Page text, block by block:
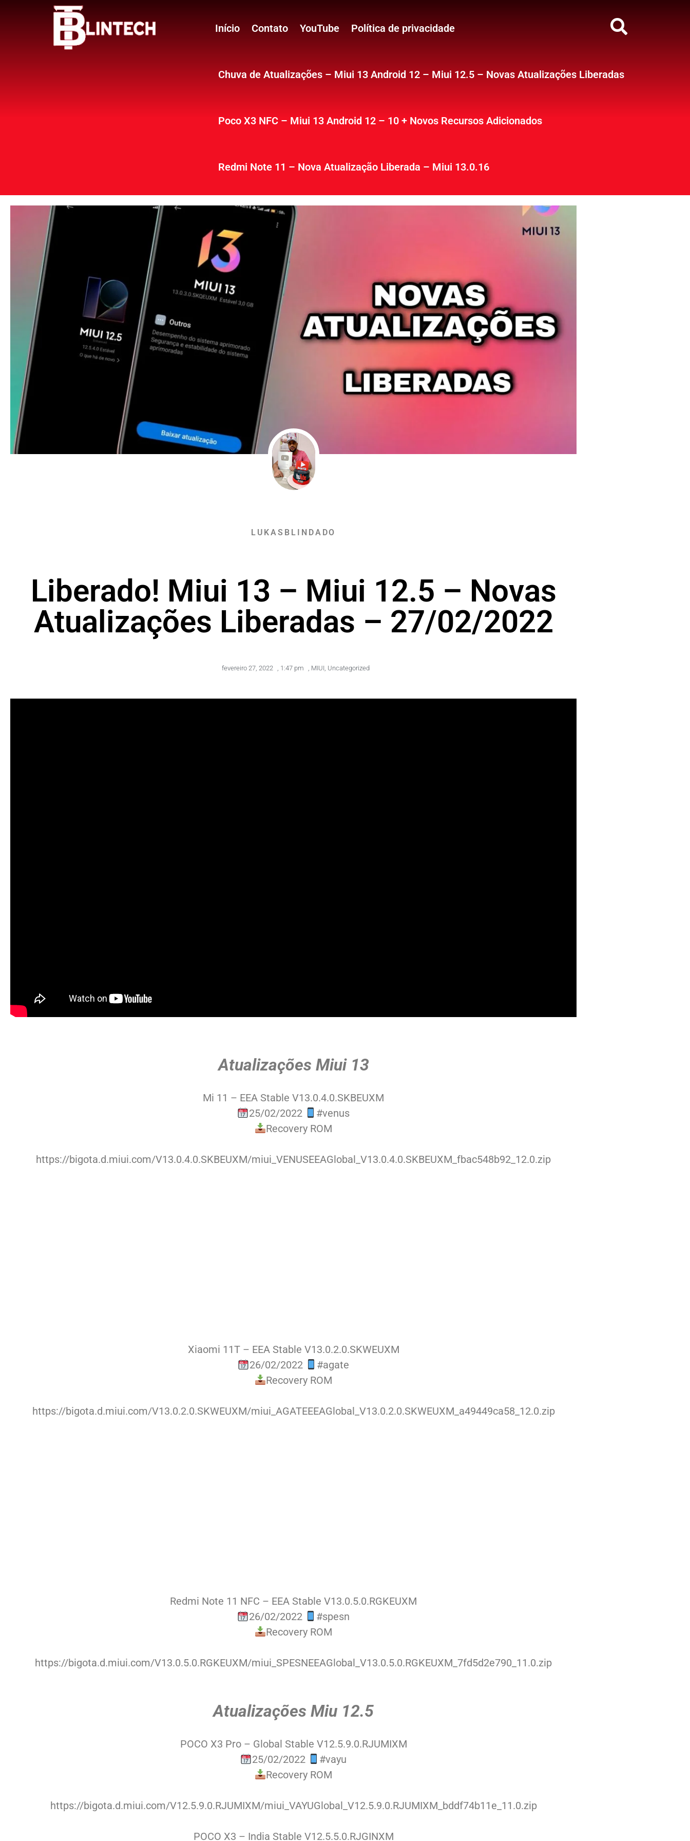
Início Contato YouTube Política de privacidade
Chuva de Atualizações – Miui 13 Android 12 – Miui 12.5 – Novas Atualizações Liberadas
Poco X3 NFC – Miui 13 Android 12 – 10 + Novos Recursos Adicionados
Redmi Note 11 – Nova Atualização Liberada – Miui 13.0.16
LUKASBLINDADO
Liberado! Miui 13 – Miui 12.5 – Novas
Atualizações Liberadas – 27/02/2022
fevereiro 27, 2022 1:47 pm MIUI Uncategorized
Atualizações Miui 13
Mi 11 – EEA Stable V13.0.4.0.SKBEUXM
25/02/2022
#venus
Recovery ROM
https://bigota.d.miui.com/V13.0.4.0.SKBEUXM/miui_VENUSEEAGlobal_V13.0.4.0.SKBEUXM_fbac548b92_12.0.zip
Xiaomi 11T – EEA Stable V13.0.2.0.SKWEUXM
26/02/2022
#agate
Recovery ROM
https://bigota.d.miui.com/V13.0.2.0.SKWEUXM/miui_AGATEEEAGlobal_V13.0.2.0.SKWEUXM_a49449ca58_12.0.zip
Redmi Note 11 NFC – EEA Stable V13.0.5.0.RGKEUXM
26/02/2022
#spesn
Recovery ROM
https://bigota.d.miui.com/V13.0.5.0.RGKEUXM/miui_SPESNEEAGlobal_V13.0.5.0.RGKEUXM_7fd5d2e790_11.0.zip
Atualizações Miu 12.5
POCO X3 Pro – Global Stable V12.5.9.0.RJUMIXM
25/02/2022
#vayu
Recovery ROM
https://bigota.d.miui.com/V12.5.9.0.RJUMIXM/miui_VAYUGlobal_V12.5.9.0.RJUMIXM_bddf74b11e_11.0.zip
POCO X3 – India Stable V12.5.5.0.RJGINXM